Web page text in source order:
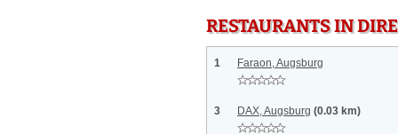
RESTAURANTS IN
1 Faraon, Augsburg
3 DAX, Augsburg (0.03 km)